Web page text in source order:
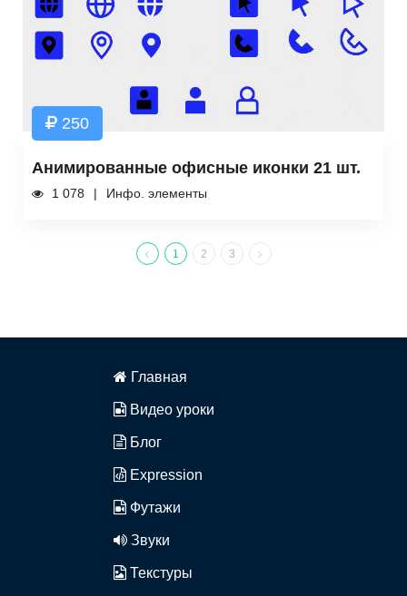
250
Анимированные офисные иконки 21 шт.
1 078 Инфо. элементы
1 2 3
Главная
Видео уроки
Блог
Expression
Футажи
Звуки
Текстуры